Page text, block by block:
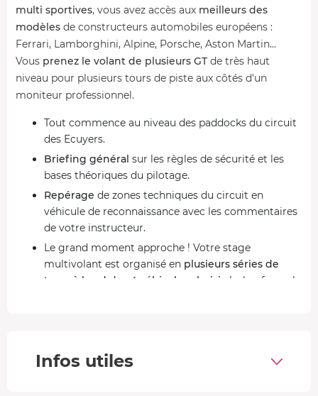
multi sportives, vous avez accès aux meilleurs des
modèles de constructeurs automobiles européens :
Ferrari, Lamborghini, Alpine, Porsche, Aston Martin...
Vous prenez le volant de plusieurs GTde très haut
niveau pour plusieurs tours de piste aux côtés d'un
moniteur professionnel.
Tout commence au niveau des paddocks du circuit
des Ecuyers.
Briefing général sur les règles de sécurité et les
bases théoriques du pilotage.
Repérage de zones techniques du circuit en
véhicule de reconnaissance avec les commentaires
de votre instructeur.
Le grand moment approche ! Votre stage
multivolant est organisé en plusieurs séries de
tours à bord des 4 véhicules choisis
(selon formule
L'équipe débriefe avec vous et vous remet votre
diplôme. Quelle aventure... Vous serez encore
Infos utiles